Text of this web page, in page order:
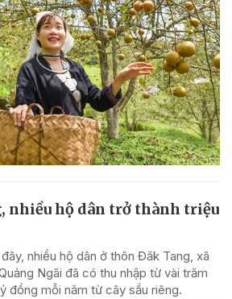
nhiều hộ dân trở thành triệu
nhiều hộ dân ở thôn Đăk Tang, xã
Ngãi đã có thu nhập từ vài trăm
đồng mỗi năm từ cây sầu riêng.